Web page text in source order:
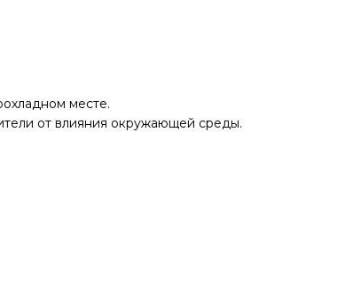
месте.
от влияния окружающей среды.